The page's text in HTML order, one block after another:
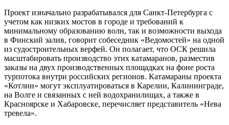
Проект изначально разрабатывался для Санкт-Петербурга с
учетом как низких мостов в городе и требований к
минимальному образованию волн, так и возможности выхода
в Финский залив, говорит собеседник «Ведомостей» на одной
из судостроительных верфей. Он полагает, что ОСК решила
масштабировать производство этих катамаранов, разместив
заказы на двух производственных площадках на фоне роста
турпотока внутри российских регионов. Катамараны проекта
«Котлин» могут эксплуатироваться в Карелии, Калининграде,
на Волге и связанных с ней водохранилищах, а также в
Красноярске и Хабаровске, перечисляет представитель «Нева
тревела».